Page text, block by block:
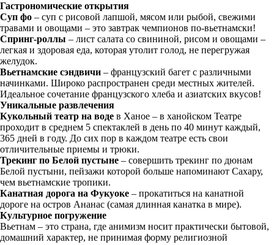
Гастрономические открытия
Суп фо – суп с рисовой лапшой, мясом или рыбой, свежими
травами и овощами – это завтрак чемпионов по-вьетнамски!
Спринг-роллы – лист салата со свининой, рисом и овощами –
легкая и здоровая еда, которая утолит голод, не перегружая
желудок.
Вьетнамские сэндвичи – французский багет с различными
начинками. Широко распространен среди местных жителей.
Идеальное сочетание французского хлеба и азиатских вкусов!
Уникальные развлечения
Кукольный театр на воде в Ханое – в ханойском Театре
проходит в среднем 5 спектаклей в день по 40 минут каждый,
365 дней в году. До сих пор в каждом театре есть свои
отличительные приемы и трюки.
Трекинг по Белой пустыне – совершить трекинг по дюнам
Белой пустыни, пейзажи которой больше напоминают Сахару,
чем вьетнамские тропики.
Канатная дорога на Фукуоке – прокатиться на канатной
дороге на остров Ананас (самая длинная канатка в мире).
Культурное погружение
Вьетнам – это страна, где анимизм носит практически бытовой,
домашний характер, не принимая форму религиозной